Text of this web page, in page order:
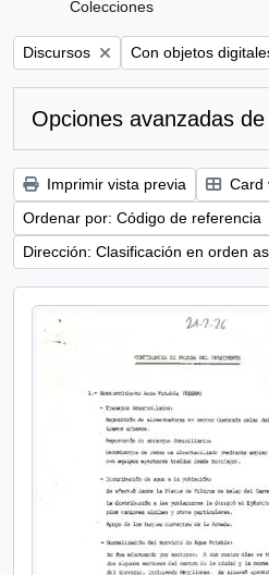
Colecciones
Remove filter:
Discursos Remove filter:
Con objetos
Opciones avanzadas
Imprimir vista previa Card
Ordenar por: Código de referencia
Dirección: Clasificación en orden